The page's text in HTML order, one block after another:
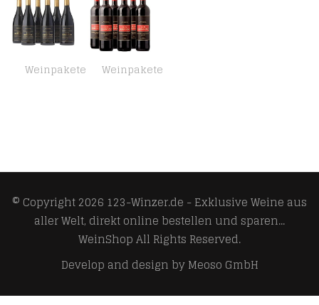
Weinpakete Weinpakete
© Copyright 2026 123-Winzer.de - Exklusive Weine aus
aller Welt, direkt online bestellen und sparen...
WeinShopAll Rights Reserved.
Develop and design byMeoso GmbH